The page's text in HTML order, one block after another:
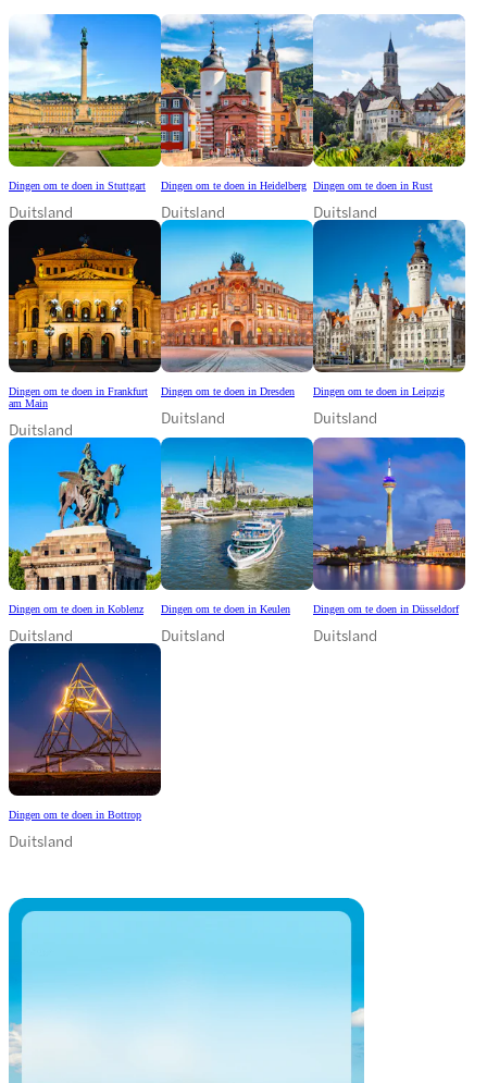
Dingen om te doen in Stuttgart
Duitsland
Dingen om te doen in Heidelberg
Duitsland
Dingen om te doen in Rust
Duitsland
Dingen om te doen in Frankfurt
am Main
Duitsland
Dingen om te doen in Dresden
Duitsland
Dingen om te doen in Leipzig
Duitsland
Dingen om te doen in Koblenz
Duitsland
Dingen om te doen in Keulen
Duitsland
Dingen om te doen in Düsseldorf
Duitsland
Dingen om te doen in Bottrop
Duitsland